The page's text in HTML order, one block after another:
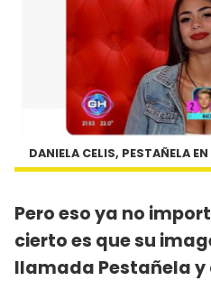
DANIELA CELIS, PESTAÑELA
Pero eso ya no
cierto es que su
llamada Pestañela y